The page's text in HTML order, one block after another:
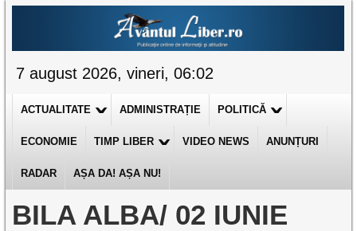
7 august 2026, vineri, 06:02
ACTUALITATE ADMINISTRAȚIE POLITICĂ
ECONOMIE TIMP LIBER VIDEO NEWS ANUNȚURI
RADAR AȘA DA! AȘA NU!
BILA ALBA/ 02 IUNIE